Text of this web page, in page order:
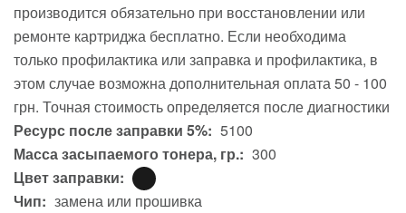
производится обязательно при восстановлении или
ремонте картриджа бесплатно. Если необходима
только профилактика или заправка и профилактика, в
этом случае возможна дополнительная оплата 50 - 100
грн. Точная стоимость определяется после диагностики
Ресурс после заправки 5%: 5100
Масса засыпаемого тонера, гр.: 300
Цвет заправки:
Чип: замена или прошивка